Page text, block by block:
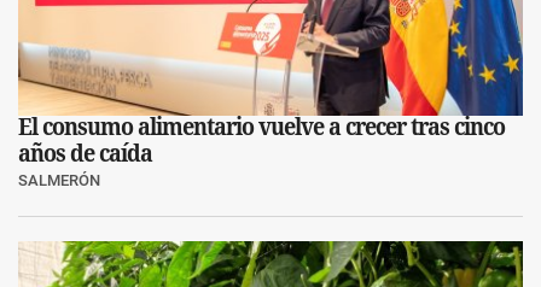
El consumo alimentario vuelve a crecer tras cinco
años de caída
SALMERÓN